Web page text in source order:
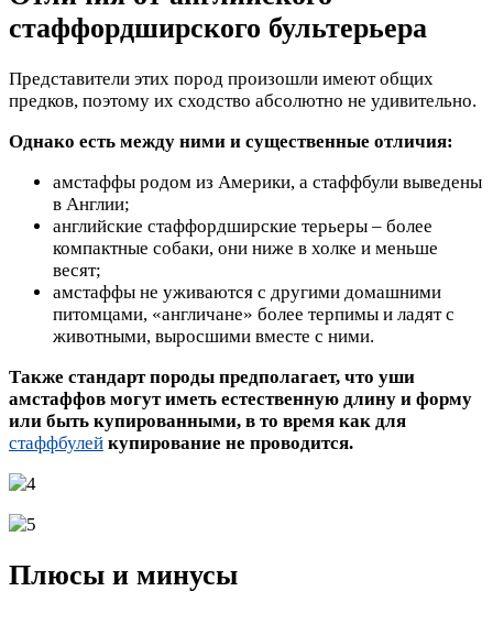
стаффордширского бультерьера
Представители этих пород произошли имеют общих
предков, поэтому их сходство абсолютно не удивительно.
Однако есть между ними и существенные отличия:
амстаффы родом из Америки, а стаффбули выведены
в Англии;
английские стаффордширские терьеры – более
компактные собаки, они ниже в холке и меньше
весят;
амстаффы не уживаются с другими домашними
питомцами, «англичане» более терпимы и ладят с
животными, выросшими вместе с ними.
Также стандарт породы предполагает, что уши
амстаффов могут иметь естественную длину и форму
или быть купированными, в то время как для
стаффбулей купирование не проводится.
Плюсы и минусы